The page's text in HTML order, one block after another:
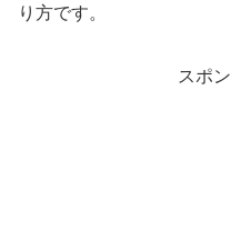
り方です。
スポ